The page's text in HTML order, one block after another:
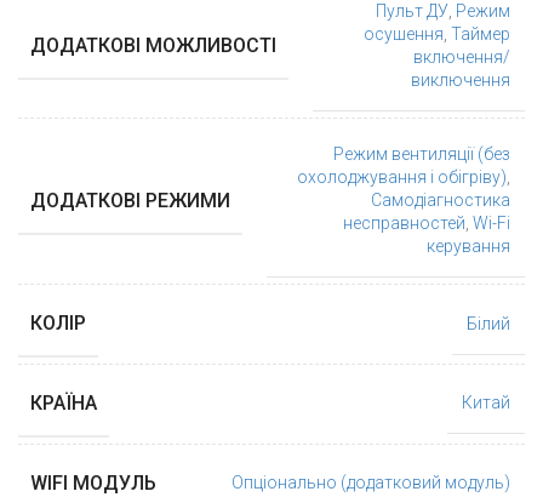
ДОДАТКОВІ МОЖЛИВОСТІ
Пульт ДУ, Режим
осушення, Таймер
включення/
виключення
ДОДАТКОВІ РЕЖИМИ
Режим вентиляції (без
охолоджування і обігріву),
Самодіагностика
несправностей, Wi-Fi
керування
КОЛІР Білий
КРАЇНА Китай
WIFI МОДУЛЬ Опціонально (додатковий модуль)